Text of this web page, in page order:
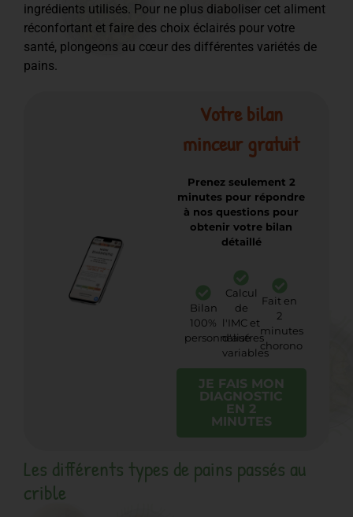
ingrédients utilisés. Pour ne plus diaboliser cet aliment
réconfortant et faire des choix éclairés pour votre
santé, plongeons au cœur des différentes variétés de
pains.
Votre bilan
minceur gratuit
Prenez seulement 2
minutes pour répondre
à nos questions pour
obtenir votre bilan
détaillé
Bilan
100%
personnalisé
Calcul
de
l'IMC et
d'autres
variables
Fait en
2
minutes
chorono
JE FAIS MON
DIAGNOSTIC
EN 2
MINUTES
Les différents types de pains passés au
crible